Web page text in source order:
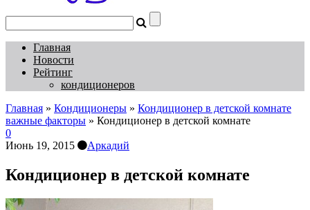
Главная
Новости
Рейтинг
кондиционеров
Главная » Кондиционеры » Кондиционер в детской комнате
важные факторы » Кондиционер в детской комнате
0
Июнь 19, 2015
Аркадий
Кондиционер в детской комнате